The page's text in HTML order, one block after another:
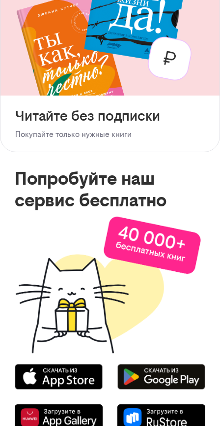
Читайте без подписки
Покупайте только нужные книги
Попробуйте наш
сервис бесплатно